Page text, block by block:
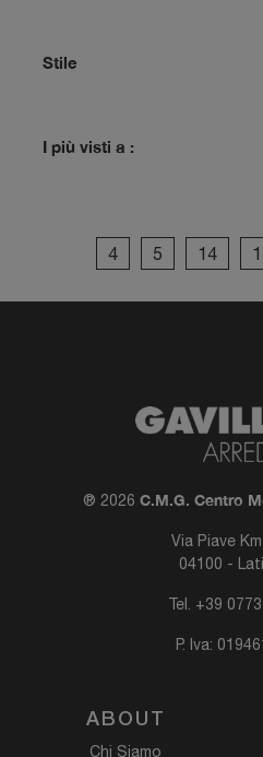
Stile
I più visti a :
4 5 14
® 2026 C.M.G. Centro
Via Piave
04100 -
Tel. +39
P. Iva:
ABOUT
Chi Siamo